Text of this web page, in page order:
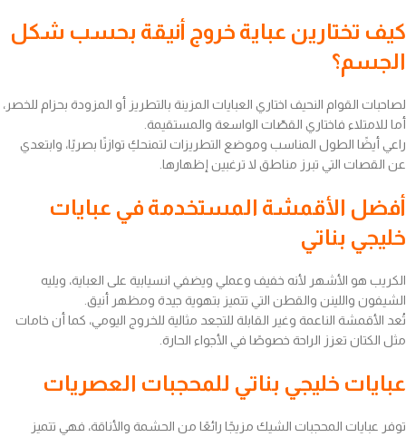
كيف تختارين عباية خروج أنيقة بحسب شكل
الجسم؟
لصاحبات القوام النحيف اختاري العبايات المزينة بالتطريز أو المزودة بحزام للخصر،
أما للامتلاء فاختاري القصّات الواسعة والمستقيمة.
راعي أيضًا الطول المناسب وموضع التطريزات لتمنحكِ توازنًا بصريًا، وابتعدي
عن القصات التي تبرز مناطق لا ترغبين إظهارها.
أفضل الأقمشة المستخدمة في عبايات
خليجي بناتي
الكريب هو الأشهر لأنه خفيف وعملي ويضفي انسيابية على العباية، ويليه
الشيفون واللينن والقطن التي تتميز بتهوية جيدة ومظهر أنيق.
تُعد الأقمشة الناعمة وغير القابلة للتجعد مثالية للخروج اليومي، كما أن خامات
مثل الكتان تعزز الراحة خصوصًا في الأجواء الحارة.
عبايات خليجي بناتي للمحجبات العصريات
توفر عبايات المحجبات الشيك مزيجًا رائعًا من الحشمة والأناقة، فهي تتميز